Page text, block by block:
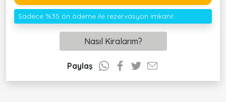
Sadece %35 ön ödeme ile rezervasyon imkanı!
Nasıl Kiralarım?
Paylaş